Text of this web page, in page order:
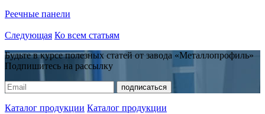
Реечные панели
Следующая Ко всем статьям
Будьте в курсе полезных статей от завода «Металлопрофиль»
Подпишитесь на рассылку
Каталог продукции Каталог продукции